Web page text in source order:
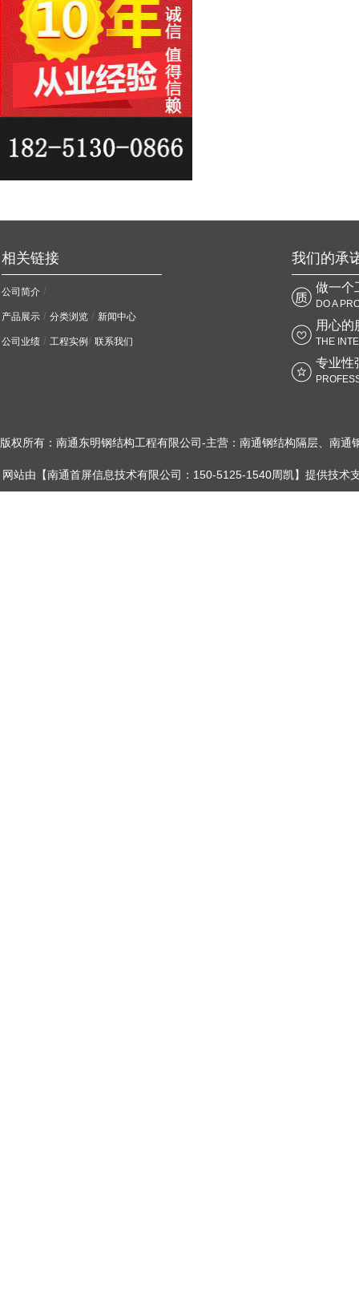
相关链接
公司简介 /
产品展示 / 分类浏览 / 新闻中心
公司业绩 / 工程实例 / 联系我们
我们的承
做一个
DO A
用心的
THE
专业性
版权所有：南通东明钢结构工程有限公司-主营：南通钢结构隔层、南
网站由【南通首屏信息技术有限公司：150-5125-1540周凯】提供技术